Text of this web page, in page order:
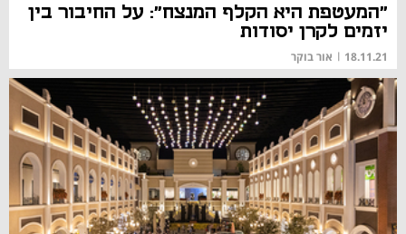
"המעטפת היא הקלף המנצח": על החיבור בין
יזמים לקרן יסודות
18.11.21
| אור בוקר